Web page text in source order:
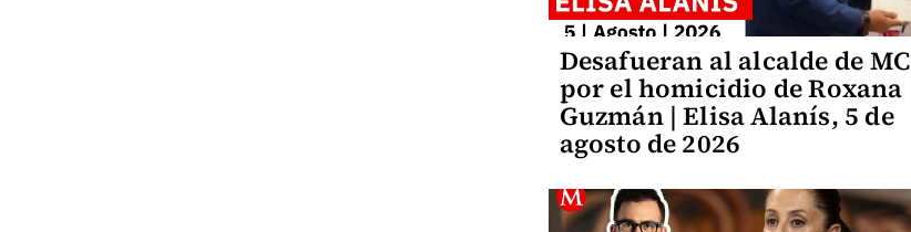
Desafueran al alcalde de MC
por el homicidio de Roxana
Guzmán | Elisa Alanís, 5 de
agosto de 2026